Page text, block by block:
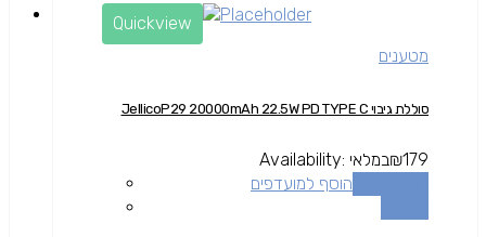
Quickview
מטענים
סוללת גיבוי JellicoP29 20000mAh 22.5W PD TYPE C
₪179
Availability: במלאי
הוסף למועדפים